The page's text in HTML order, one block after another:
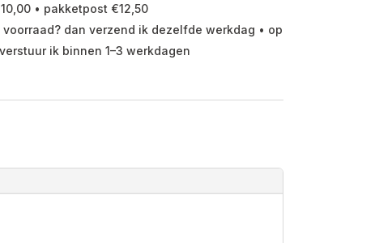
• pakketpost €12,50
voorraad? dan verzend ik dezelfde werkdag • op
ik binnen 1–3 werkdagen